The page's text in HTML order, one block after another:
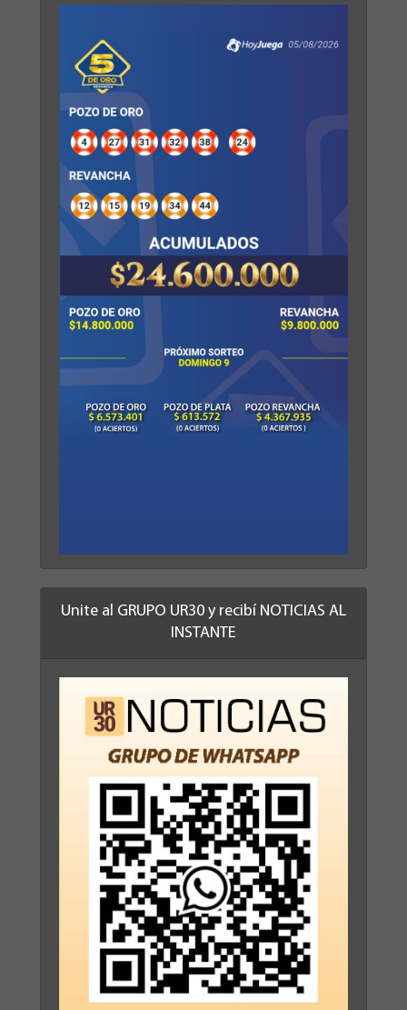
Unite al GRUPO UR30 y recibí NOTICIAS AL
INSTANTE